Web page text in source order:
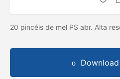
20 pincéis de mel PS abr. Alta